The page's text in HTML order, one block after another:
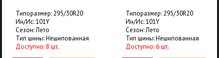
Типоразмер: 295/30R20
Ин/Ис: 101Y
Сезон: Лето
Тип шины: Нешипованная
Доступно: 8 шт.
Типоразмер: 295/30R20
Ин/Ис: 101Y
Сезон: Лето
Тип шины: Нешипованная
Доступно: 6 шт.